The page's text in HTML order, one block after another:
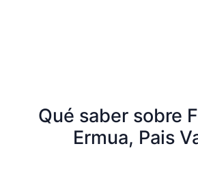
Qué saber sobre
Ermua, Pais